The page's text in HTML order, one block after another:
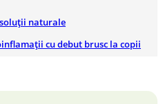
naturale
cu debut brusc la copii